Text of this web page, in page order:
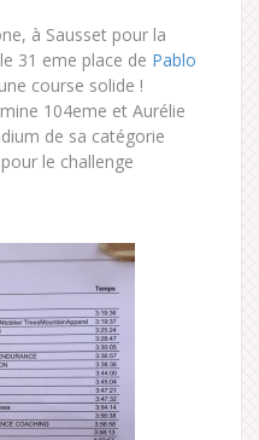
à Sausset pour la
31 eme place de Pablo
course solide !
104eme et Aurélie
de sa catégorie
le challenge